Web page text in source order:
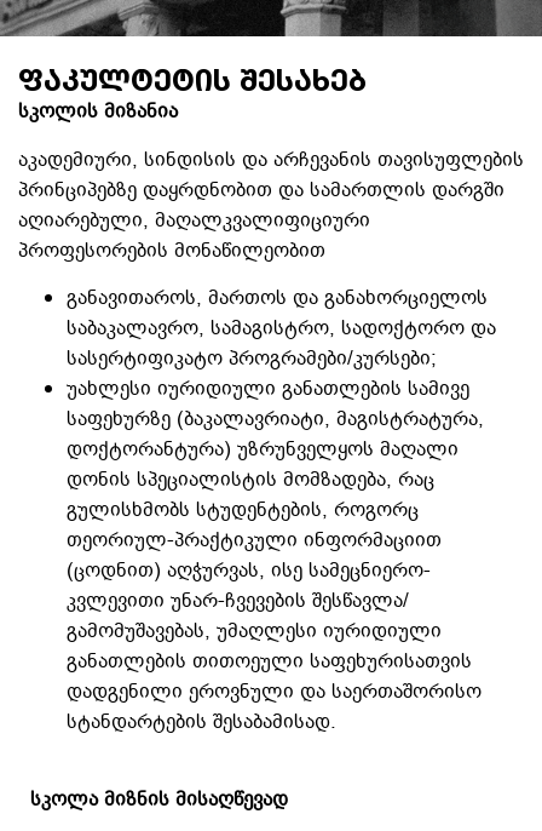
ფაკულტეტის შესახებ
სკოლის მიზანია
აკადემიური, სინდისის და არჩევანის თავისუფლების
პრინციპებზე დაყრდნობით და სამართლის დარგში
აღიარებული, მაღალკვალიფიციური
პროფესორების მონაწილეობით
განავითაროს, მართოს და განახორციელოს
საბაკალავრო, სამაგისტრო, სადოქტორო და
სასერტიფიკატო პროგრამები/კურსები;
უახლესი იურიდიული განათლების სამივე
საფეხურზე (ბაკალავრიატი, მაგისტრატურა,
დოქტორანტურა) უზრუნველყოს მაღალი
დონის სპეციალისტის მომზადება, რაც
გულისხმობს სტუდენტების, როგორც
თეორიულ-პრაქტიკული ინფორმაციით
(ცოდნით) აღჭურვას, ისე სამეცნიერო-
კვლევითი უნარ-ჩვევების შესწავლა/
გამომუშავებას, უმაღლესი იურიდიული
განათლების თითოეული საფეხურისათვის
დადგენილი ეროვნული და საერთაშორისო
სტანდარტების შესაბამისად.
სკოლა მიზნის მისაღწევად